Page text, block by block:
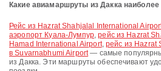
Какие авиамаршруты из Дакка
рейс из Hazrat Shahjalal International Airport в Международный
аэропорт Куала-Лумпур,рейс из Hazrat
Hamad International Airport,рейс из Hazrat
в Suvarnabhumi Airport— самые
из Дакка. Эти маршруты обеспечивают